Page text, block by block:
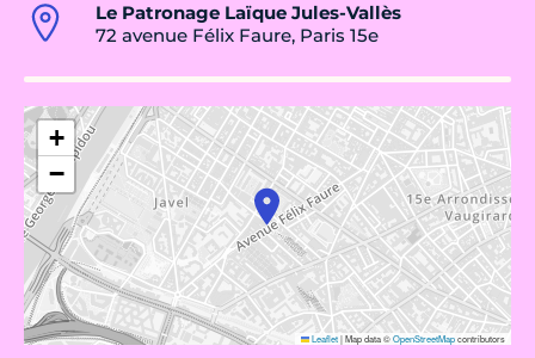
Le Patronage Laïque Jules-Vallès
72 avenue Félix Faure, Paris 15e
+
−
Leaflet|Map data ©OpenStreetMapcontributors